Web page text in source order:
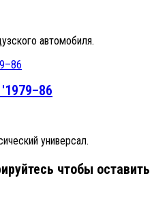
автомобиля.
универсал.
чтобы оставить